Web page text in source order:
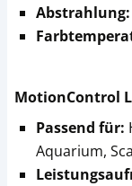
Abstrahlung:
MotionControl
Passend für:
Aquarium,